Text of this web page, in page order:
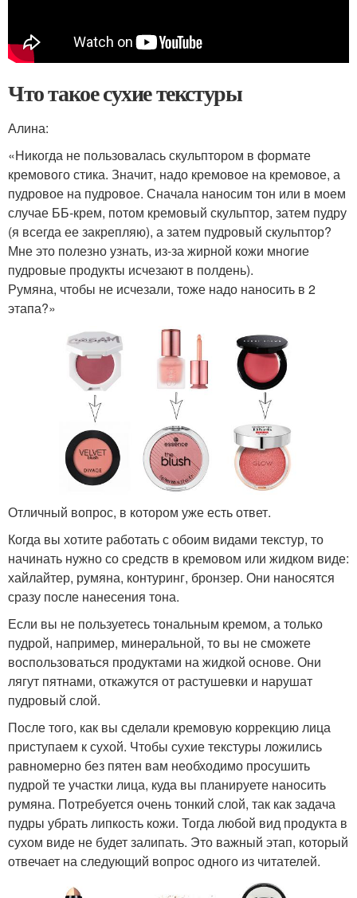
Что такое сухие текстуры
Алина:
«Никогда не пользовалась скульптором в формате
кремового стика. Значит, надо кремовое на кремовое, а
пудровое на пудровое. Сначала наносим тон или в моем
случае ББ-крем, потом кремовый скульптор, затем пудру
(я всегда ее закрепляю), а затем пудровый скульптор?
Мне это полезно узнать, из-за жирной кожи многие
пудровые продукты исчезают в полдень).
Румяна, чтобы не исчезали, тоже надо наносить в 2
этапа?»
Отличный вопрос, в котором уже есть ответ.
Когда вы хотите работать с обоим видами текстур, то
начинать нужно со средств в кремовом или жидком виде:
хайлайтер, румяна, контуринг, бронзер. Они наносятся
сразу после нанесения тона.
Если вы не пользуетесь тональным кремом, а только
пудрой, например, минеральной, то вы не сможете
воспользоваться продуктами на жидкой основе. Они
лягут пятнами, откажутся от растушевки и нарушат
пудровый слой.
После того, как вы сделали кремовую коррекцию лица
приступаем к сухой. Чтобы сухие текстуры ложились
равномерно без пятен вам необходимо просушить
пудрой те участки лица, куда вы планируете наносить
румяна. Потребуется очень тонкий слой, так как задача
пудры убрать липкость кожи. Тогда любой вид продукта в
сухом виде не будет залипать. Это важный этап, который
отвечает на следующий вопрос одного из читателей.